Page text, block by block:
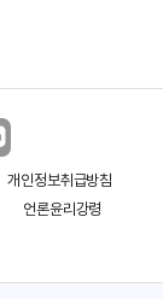
개인정보취급방침
언론윤리강령